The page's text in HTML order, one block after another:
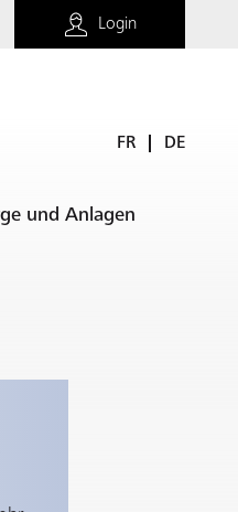
Login
FR DE
und Anlagen